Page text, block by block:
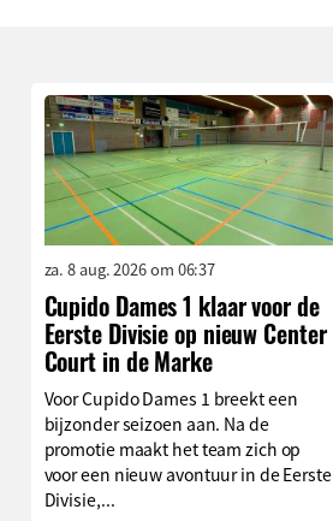
za. 8 aug. 2026 om 06:37
Cupido Dames 1 klaar voor de
Eerste Divisie op nieuw Center
Court in de Marke
Voor Cupido Dames 1 breekt een
bijzonder seizoen aan. Na de
promotie maakt het team zich op
voor een nieuw avontuur in de Eerste
Divisie,...